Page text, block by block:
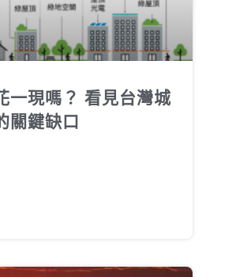
一現嗎？ 看見台灣城
關鍵缺口